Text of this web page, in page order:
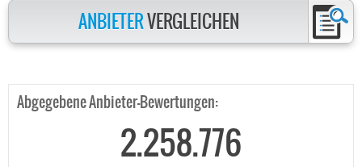
ANBIETERVERGLEICHEN
Abgegebene Anbieter-Bewertungen:
2.258.776